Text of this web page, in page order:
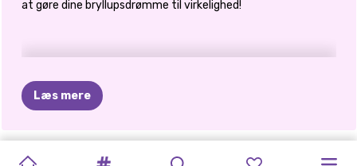
at gøre dine bryllupsdrømme til virkelighed!
Læs mere
MIN
BRIDEZILLA PRINSESSE
ELLIE OG BFFS